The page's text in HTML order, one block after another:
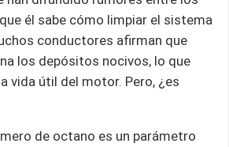
él sabe cómo limpiar el sistema
conductores afirman que
los depósitos nocivos, lo que
vida útil del motor. Pero, ¿es
de octano es un parámetro